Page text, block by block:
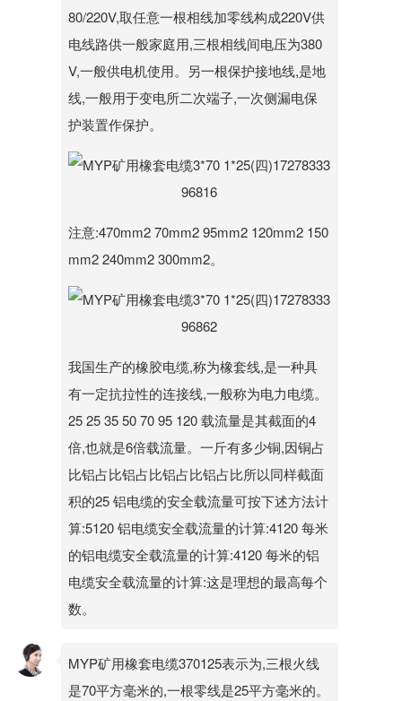
80/220V,取任意一根相线加零线构成220V供
电线路供一般家庭用,三根相线间电压为380
V,一般供电机使用。另一根保护接地线,是地
线,一般用于变电所二次端子,一次侧漏电保
护装置作保护。
注意:470mm2 70mm2 95mm2 120mm2 150
mm2 240mm2 300mm2。
我国生产的橡胶电缆,称为橡套线,是一种具
有一定抗拉性的连接线,一般称为电力电缆。
25 25 35 50 70 95 120 载流量是其截面的4
倍,也就是6倍载流量。一斤有多少铜,因铜占
比铝占比铝占比铝占比铝占比所以同样截面
积的25 铝电缆的安全载流量可按下述方法计
算:5120 铝电缆安全载流量的计算:4120 每米
的铝电缆安全载流量的计算:4120 每米的铝
电缆安全载流量的计算:这是理想的最高每个
数。
MYP矿用橡套电缆370125表示为,三根火线
是70平方毫米的,一根零线是25平方毫米的。